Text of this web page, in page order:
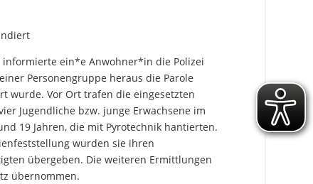
Italiano Kurdí
Türkçe
informierte ein*e Anwohner*in die Polizei
Personengruppe heraus die Parole
wurde. Vor Ort trafen die eingesetzten
Jugendliche bzw. junge Erwachsene im
19 Jahren, die mit Pyrotechnik hantierten.
wurden sie ihren
übergeben. Die weiteren Ermittlungen
übernommen.